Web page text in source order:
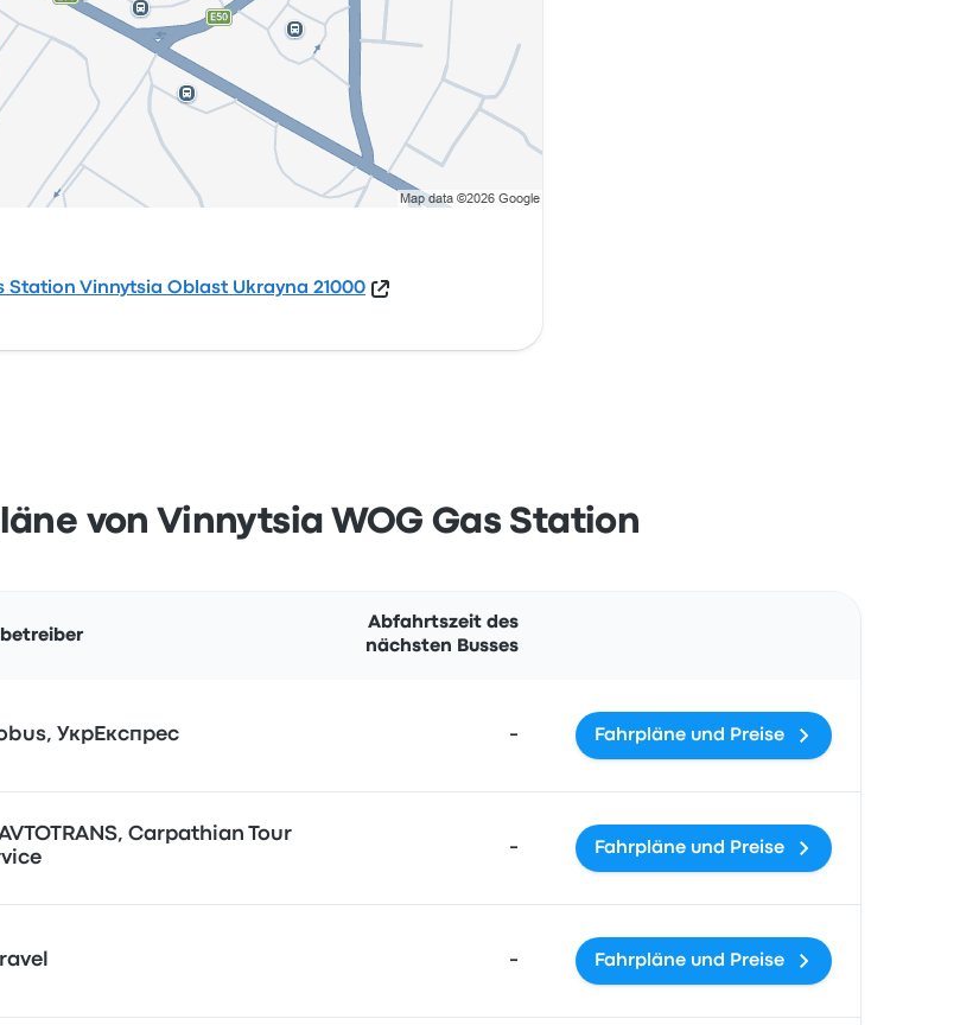
Station Vinnytsia Oblast Ukrayna 21000
von Vinnytsia WOG Gas Station
Abfahrtszeit des
nächsten Busses
УкрЕкспрес - Fahrpläne und Preise
Carpathian Tour
- Fahrpläne und Preise
- Fahrpläne und Preise